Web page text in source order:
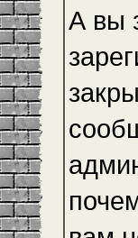
А вы